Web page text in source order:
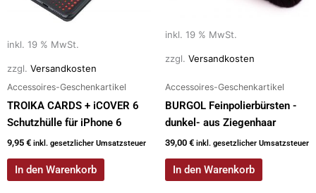
inkl. 19 % MwSt.
zzgl. Versandkosten
Accessoires-Geschenkartikel
TROIKA CARDS + iCOVER 6
Schutzhülle für iPhone 6
9,95 € inkl. gesetzlicher Umsatzsteuer
In den Warenkorb
inkl. 19 % MwSt.
zzgl. Versandkosten
Accessoires-Geschenkartikel
BURGOL Feinpolierbürsten -
dunkel- aus Ziegenhaar
39,00 € inkl. gesetzlicher Umsatzsteuer
In den Warenkorb